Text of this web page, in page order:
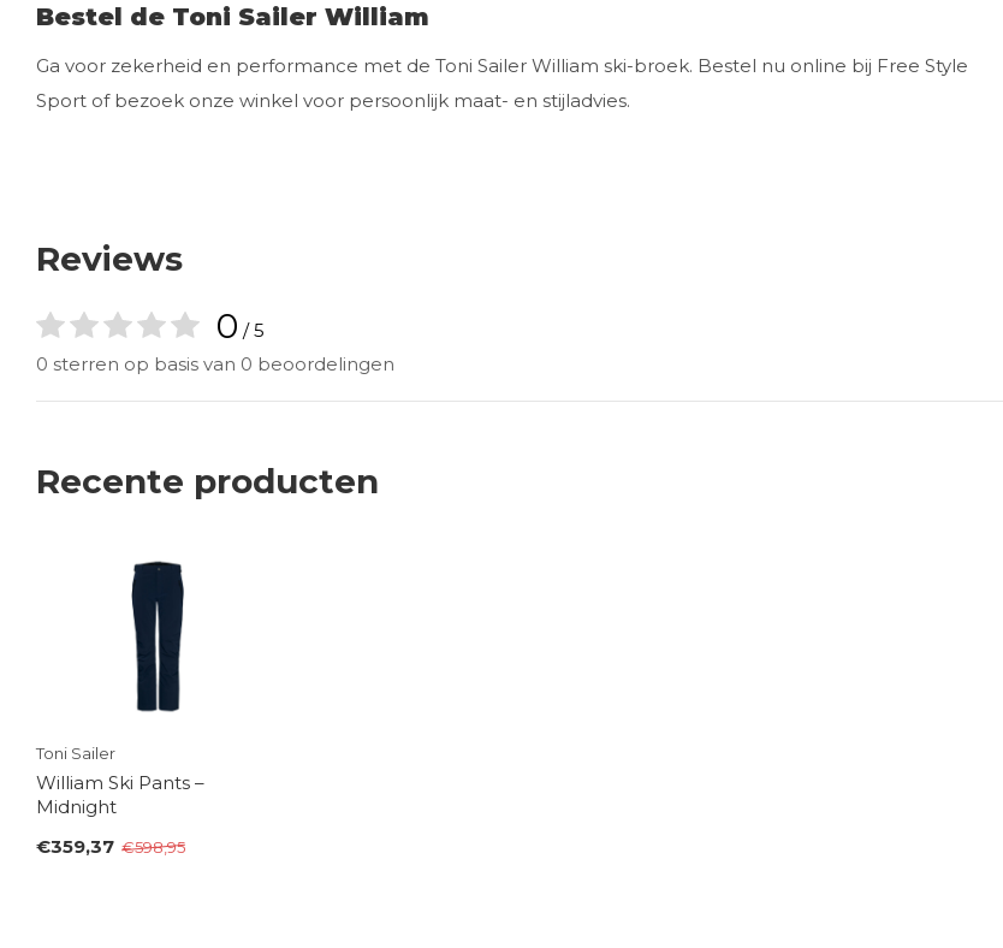
Bestel de Toni Sailer William
Ga voor zekerheid en performance met de Toni Sailer William ski-broek. Bestel nu online bij Free Style
Sport of bezoek onze winkel voor persoonlijk maat- en stijladvies.
Reviews
0 / 5
0 sterren op basis van 0 beoordelingen
Recente producten
Toni Sailer
William Ski Pants –
Midnight
€359,37 €598,95